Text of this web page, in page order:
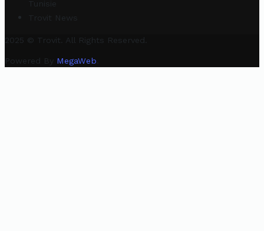
Tunisie
Trovit News
2025 © Trovit. All Rights Reserved.
Powered By MegaWeb